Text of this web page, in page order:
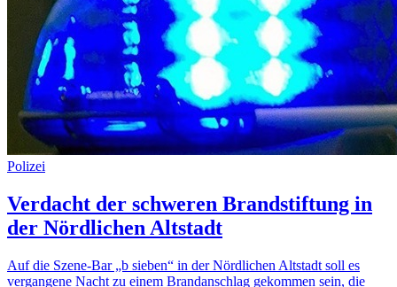
Polizei
Verdacht der schweren Brandstiftung in
der Nördlichen Altstadt
Auf die Szene-Bar „b sieben“ in der Nördlichen Altstadt soll es
vergangene Nacht zu einem Brandanschlag gekommen sein, die